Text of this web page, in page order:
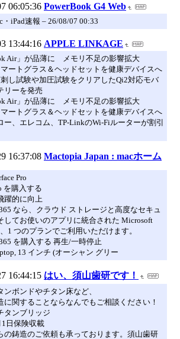
06:05:36 PowerBook G4 Web
・iPad速報 – 26/08/07 00:33
13:44:16 APPLE LINKAGE
Air」が品薄に メモリ不足の影響拡大
ートグラス＆ヘッドセットを健康デバイスへ
し試験や加圧試験をクリアしたQi2対応モバ
リーを発売
Air」が品薄に メモリ不足の影響拡大
ートグラス＆ヘッドセットを健康デバイスへ
ー、エレコム、TP-LinkのWi-Fiルーターが割引
16:37:08 Mactopia Japan : macホーム
Pro
を購入する
躍的に向上
なら、クラウド ストレージと高度なセキュ
してお使いのアプリに統合された Microsoft
1 つのプランでご利用いただけます。
を購入する 再生/一時停止
13 インチ (オーシャン グリー
16:44:15 はい、須山歯研です！
ンボンドやチタン床など、
に関することならなんでもご相談ください！
タンブリッジ
日保険収載
の鋳造のご依頼も承っております。須山歯研